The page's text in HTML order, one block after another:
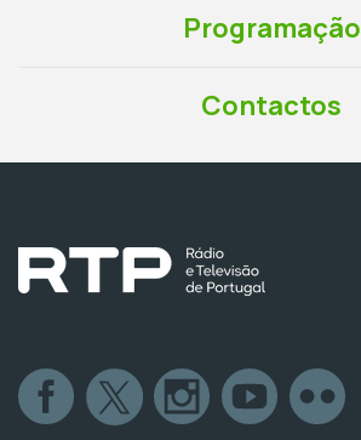
Programação
Contactos